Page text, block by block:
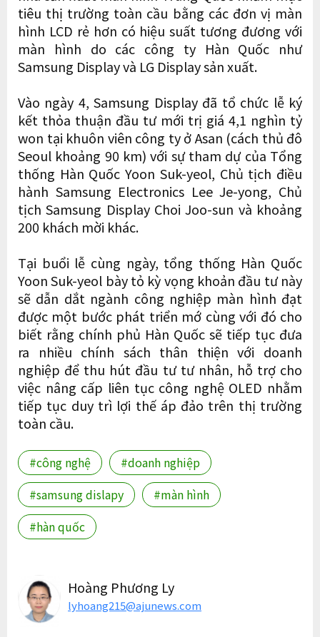
tiêu thị trường toàn cầu bằng các đơn vị màn
hình LCD rẻ hơn có hiệu suất tương đương với
màn hình do các công ty Hàn Quốc như
Samsung Display và LG Display sản xuất.
Vào ngày 4, Samsung Display đã tổ chức lễ ký
kết thỏa thuận đầu tư mới trị giá 4,1 nghìn tỷ
won tại khuôn viên công ty ở Asan (cách thủ đô
Seoul khoảng 90 km) với sự tham dự của Tổng
thống Hàn Quốc Yoon Suk-yeol, Chủ tịch điều
hành Samsung Electronics Lee Je-yong, Chủ
tịch Samsung Display Choi Joo-sun và khoảng
200 khách mời khác.
Tại buổi lễ cùng ngày, tổng thống Hàn Quốc
Yoon Suk-yeol bày tỏ kỳ vọng khoản đầu tư này
sẽ dẫn dắt ngành công nghiệp màn hình đạt
được một bước phát triển mớ cùng với đó cho
biết rằng chính phủ Hàn Quốc sẽ tiếp tục đưa
ra nhiều chính sách thân thiện với doanh
nghiệp để thu hút đầu tư tư nhân, hỗ trợ cho
việc nâng cấp liên tục công nghệ OLED nhằm
tiếp tục duy trì lợi thế áp đảo trên thị trường
toàn cầu.
#công nghệ
#doanh nghiệp
#samsung dislapy
#màn hình
#hàn quốc
Hoàng Phương Ly
lyhoang215@ajunews.com